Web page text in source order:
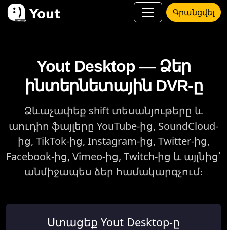
Գրանցվել
Yout Desktop — Ձեր
ինտերնետային DVR-ը
Ձևաչափեք shift տեսանյութերը և
աուդիո ֆայլերը YouTube-ից, SoundCloud-
ից, TikTok-ից, Instagram-ից, Twitter-ից,
Facebook-ից, Vimeo-ից, Twitch-ից և այլնից՝
անմիջապես ձեր համակարգչում։
Ստացեք Yout Desktop-ը